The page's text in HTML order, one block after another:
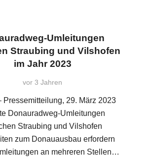
Umleitungen
Straubing und Vilshofen
im Jahr 2023
vor 3 Jahren
Pressemitteilung, 29. März 2023
Donauradweg-Umleitungen
Straubing und Vilshofen
zum Donauausbau erfordern
an mehreren Stellen…